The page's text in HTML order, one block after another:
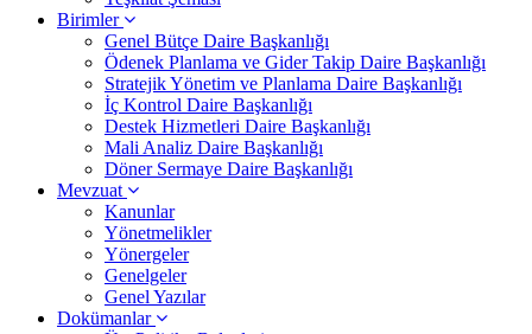
Birimler
Genel Bütçe Daire Başkanlığı
Ödenek Planlama ve Gider Takip Daire Başkanlığı
Stratejik Yönetim ve Planlama Daire Başkanlığı
İç Kontrol Daire Başkanlığı
Destek Hizmetleri Daire Başkanlığı
Mali Analiz Daire Başkanlığı
Döner Sermaye Daire Başkanlığı
Mevzuat
Kanunlar
Yönetmelikler
Yönergeler
Genelgeler
Genel Yazılar
Dokümanlar